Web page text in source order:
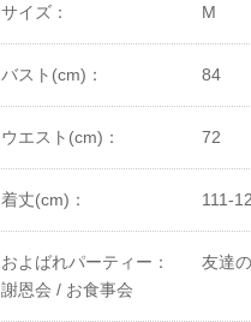
サイズ： M
バスト(cm)： 84
ウエスト(cm)： 72
着丈(cm)： 111-
およばれパーティー： 友達
謝恩会 / お食事会